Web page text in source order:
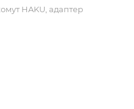
HAKU, адаптер